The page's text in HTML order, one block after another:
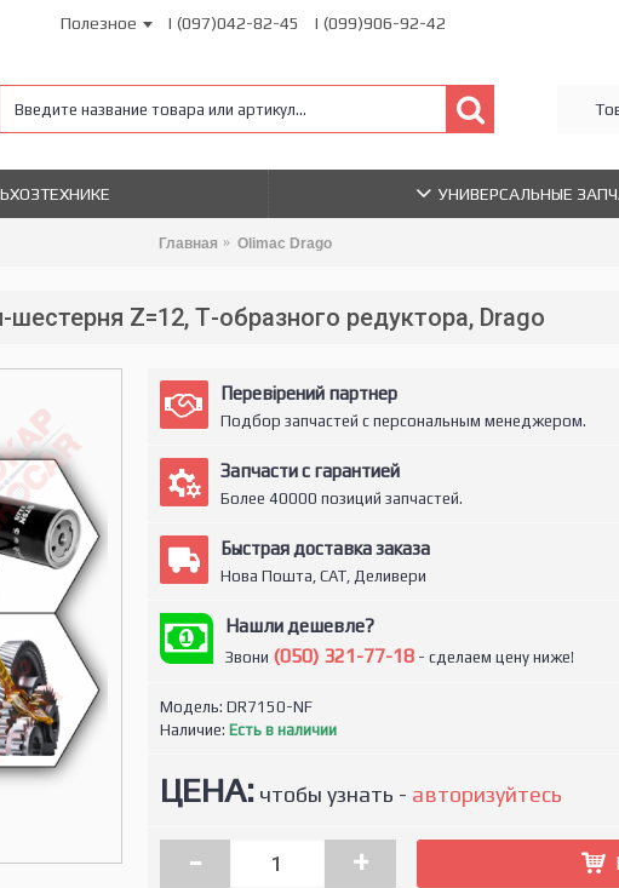
Полезное | (097)042-82-45 | (099)906-92-42
УНИВЕРСАЛЬНЫЕ
Главная Olimac Drago
шестерня Z=12, Т-образного редуктора, Drago
Перевірений партнер
Подбор запчастей с персональным менеджером.
Запчасти с гарантией
Более 40000 позиций запчастей.
Быстрая доставка заказа
Нова Пошта, САТ, Деливери
Нашли дешевле?
Звони (050) 321-77-18- сделаем цену ниже!
Модель: DR7150-NF
Наличие: Есть в наличии
ЦЕНА:чтобы узнать - авторизуйтесь
- +